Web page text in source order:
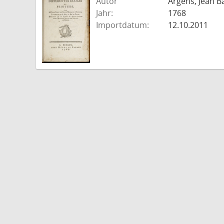
Jahr:
1768
Importdatum:
12.10.2011